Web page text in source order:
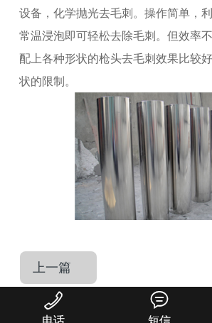
设备，化学抛光去毛刺。操作简单，
常温浸泡即可轻松去除毛刺。但效率
配上各种形状的枪头去毛刺效果比较
状的限制。
上一篇

电话

短信